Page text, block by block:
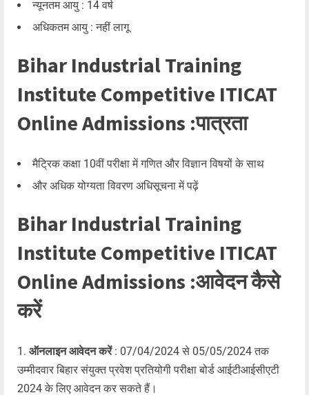
न्यूनतम आयु : 14 वर्ष
अधिकतम आयु : नहीं लागू
Bihar Industrial Training
Institute Competitive ITICAT
Online Admissions :पात्रता
मैट्रिक कक्षा 10वीं परीक्षा में गणित और विज्ञान विषयों के साथ
और अधिक योग्यता विवरण अधिसूचना में पढ़ें
Bihar Industrial Training
Institute Competitive ITICAT
Online Admissions :आवेदन कैसे
करें
ऑनलाइन आवेदन करें: 07/04/2024 से 05/05/2024 तक
उम्मीदवार बिहार संयुक्त प्रवेश प्रतियोगी परीक्षा बोर्ड आईटीआईसीएटी
2024 के लिए आवेदन कर सकते हैं।